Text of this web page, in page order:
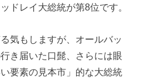
ドレイ大総統が第8位です。
気もしますが、オールバッ
き届いた口髭、さらには眼
要素の見本市」的な大総統